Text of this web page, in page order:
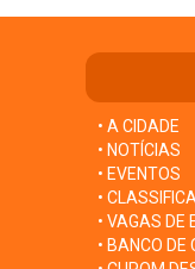
• A CIDADE
• NOTÍCIAS
• EVENTOS
•
• VAGAS DE
• BANCO DE